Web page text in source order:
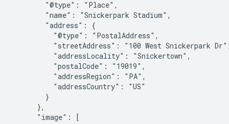
        "@type": "Place",
        "name": "Snickerpark Stadium",
        "address": {
          "@type": "PostalAddress",
"streetAddress": "100 West Snickerpark
          "addressLocality": "Snickertown",
          "postalCode": "19019",
          "addressRegion": "PA",
          "addressCountry": "US"
        }
      },
      "image": [